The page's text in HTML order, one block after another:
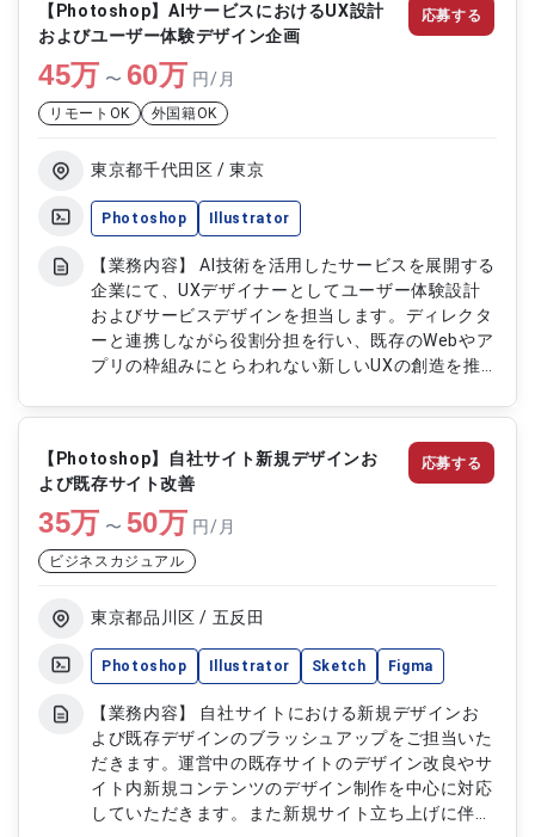
Webクリエイティブ制作 ・自社メディアおよびコ
ーポレートサイト改修 ・企業向けプロモーション
サイト更新対応 ・チラシやパンフレットなど販促
物制作 ・制作進行管理および関係者調整対応
【Photoshop】AIサービスにおけるUX設計
およびユーザー体験デザイン企画
45万 〜 60万 円/月
リモートOK 外国籍OK
東京都千代田区 / 東京
Photoshop Illustrator
【業務内容】 AI技術を活用したサービスを展開する
企業にて、UXデザイナーとしてユーザー体験設計
およびサービスデザインを担当します。ディレクタ
ーと連携しながら役割分担を行い、既存のWebやア
プリの枠組みにとらわれない新しいUXの創造を推
て、サービス価値の向上と継続的な改善を行いま
ンセプト策定 ・サービス画面および導線設計 ・デ
ザイン素材作成（Photoshop使用） ・ディレクタ
ーとの企画および設計調整 ・ユーザー視点での改
善提案および検証 ・プロダクトデザインの継続的
改善対応
応募する
【Photoshop】自社サイト新規デザインお
よび既存サイト改善
35万 〜 50万 円/月
ビジネスカジュアル
東京都品川区 / 五反田
Photoshop Illustrator Sketch Figma
【業務内容】 自社サイトにおける新規デザインお
よび既存デザインのブラッシュアップをご担当いた
だきます。運営中の既存サイトのデザイン改良やサ
イト内新規コンテンツのデザイン制作を中心に対応
していただきます。また新規サイト立ち上げに伴う
応募する